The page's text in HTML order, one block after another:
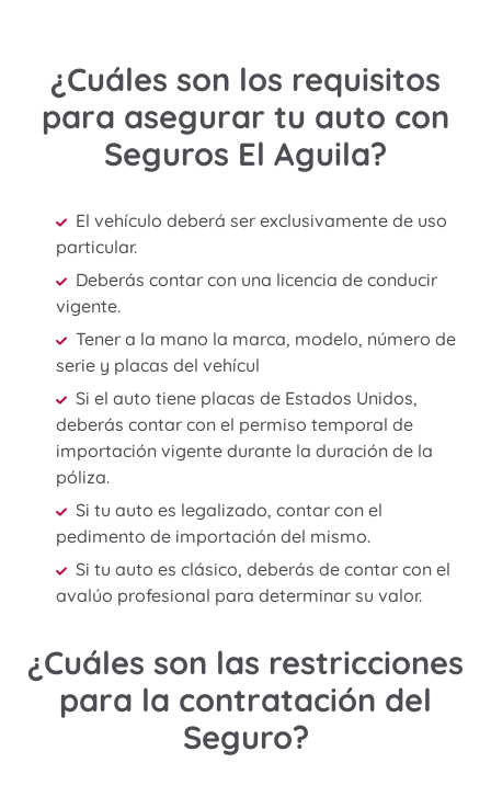
¿Cuáles son los requisitos
para asegurar tu auto con
Seguros El Aguila?
El vehículo deberá ser exclusivamente de uso
particular.
Deberás contar con una licencia de conducir
vigente.
Tener a la mano la marca, modelo, número de
serie y placas del vehícul
Si el auto tiene placas de Estados Unidos,
deberás contar con el permiso temporal de
importación vigente durante la duración de la
póliza.
Si tu auto es legalizado, contar con el
pedimento de importación del mismo.
Si tu auto es clásico, deberás de contar con el
avalúo profesional para determinar su valor.
¿Cuáles son las restricciones
para la contratación del
Seguro?